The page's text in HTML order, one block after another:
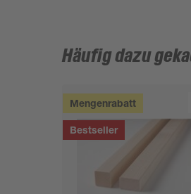
Häufig dazu
Mengenrabatt
Bestseller